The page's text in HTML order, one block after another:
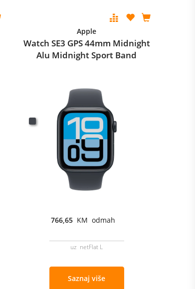
Apple
Watch SE3 GPS 44mm Midnight
Alu Midnight Sport Band
766,65 KM odmah
uz netFlat L
Saznaj više